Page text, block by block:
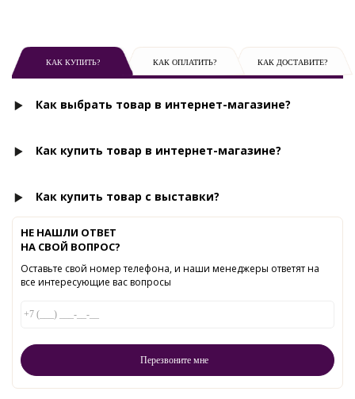
КАК КУПИТЬ? КАК ОПЛАТИТЬ? КАК ДОСТАВИТЕ?
Как выбрать товар в интернет-магазине?
Как купить товар в интернет-магазине?
Как купить товар с выставки?
НЕ НАШЛИ ОТВЕТ
НА СВОЙ ВОПРОС?
Оставьте свой номер телефона, и наши менеджеры ответят на
все интересующие вас вопросы